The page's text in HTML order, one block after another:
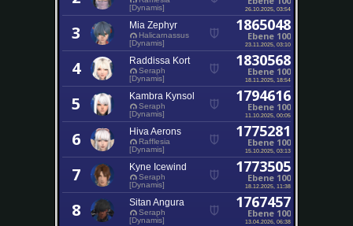
[Dynamis]
26.10.2025, 03:54
3 Mia Zephyr
Halicarnassus
[Dynamis]
1865048
Ebene 100
23.11.2025, 03:10
4 Raddissa Kort
Seraph
[Dynamis]
1830568
Ebene 100
18.11.2025, 18:54
5 Kambra Kynsol
Seraph
[Dynamis]
1794616
Ebene 100
11.10.2025, 00:05
6 Hiva Aerons
Rafflesia
[Dynamis]
1775281
Ebene 100
15.10.2025, 03:13
7 Kyne Icewind
Seraph
[Dynamis]
1773505
Ebene 100
18.12.2025, 11:38
8 Sitan Angura
Seraph
[Dynamis]
1767457
Ebene 100
13.04.2026, 06:38